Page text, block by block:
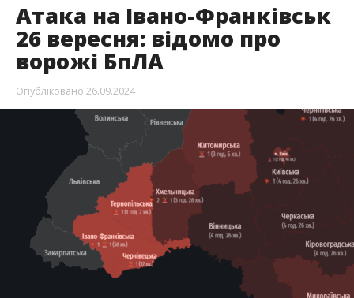
Атака на Івано-Франківськ
26 вересня: відомо про
ворожі БпЛА
Опубліковано 26.09.2024